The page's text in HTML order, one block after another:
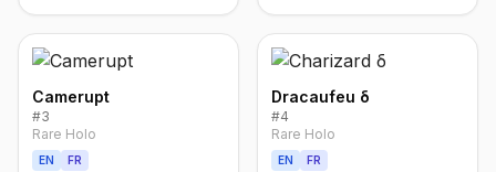
Camerupt
#3
Rare Holo
EN FR
Dracaufeu δ
#4
Rare Holo
EN FR